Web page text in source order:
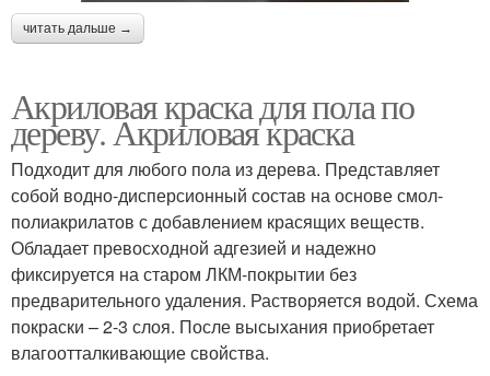
читать дальше →
Акриловая краска для пола по
дереву. Акриловая краска
Подходит для любого пола из дерева. Представляет
собой водно-дисперсионный состав на основе смол-
полиакрилатов с добавлением красящих веществ.
Обладает превосходной адгезией и надежно
фиксируется на старом ЛКМ-покрытии без
предварительного удаления. Растворяется водой. Схема
покраски – 2-3 слоя. После высыхания приобретает
влагоотталкивающие свойства.